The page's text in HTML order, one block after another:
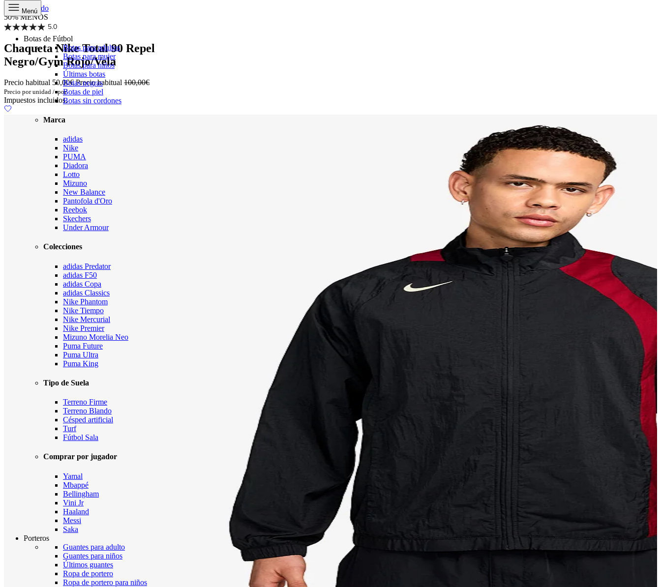
Ir al contenido
Menú
Botas de Fútbol
Botas para adultos
Botas para mujer
Botas para niños
Últimas botas
Botas negras
Botas de piel
Botas sin cordones
Marca
adidas
Nike
PUMA
Diadora
Lotto
Mizuno
New Balance
Pantofola d'Oro
Reebok
Skechers
Under Armour
Colecciones
adidas Predator
adidas F50
adidas Copa
adidas Classics
Nike Phantom
Nike Tiempo
Nike Mercurial
Nike Premier
Mizuno Morelia Neo
Puma Future
Puma Ultra
Puma King
Tipo de Suela
Terreno Firme
Terreno Blando
Césped artificial
Turf
Fútbol Sala
Comprar por jugador
Yamal
Mbappé
Bellingham
Vini Jr
Haaland
Messi
Saka
Porteros
Guantes para adulto
Guantes para niños
Últimos guantes
Ropa de portero
Ropa de portero para niños
50% MENOS
5.0
Chaqueta Nike Total 90 Repel
Negro/Gym Rojo/Vela
Precio habitual 50,00€Precio habitual 100,00€
Precio por unidad / por
Impuestos incluidos.